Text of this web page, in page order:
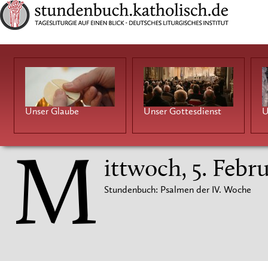
Unser Glaube Unser Gottesdienst
M ittwoch, 5.
Stundenbuch: Psalmen der IV. Woche